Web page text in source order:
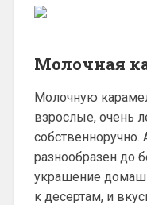
Молочная
Молочную
взрослые, очень
собственноручно.
разнообразен до
украшение
к десертам, и